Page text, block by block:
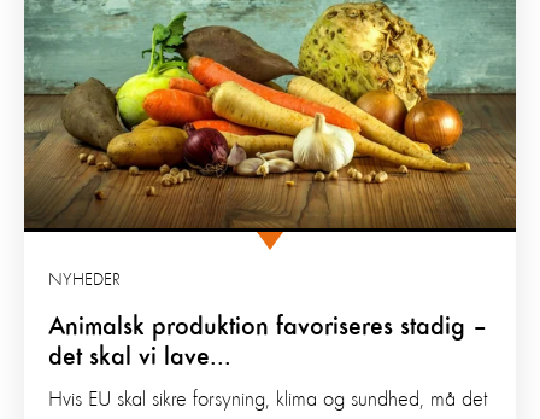
Animalsk produktion favoriseres stadig –
det skal vi lave...
NYHEDER
Hvis EU skal sikre forsyning, klima og sundhed, må det